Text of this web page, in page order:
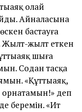
олай
Айналасына
бастауға
Жылт-жылт еткен
шыға
Содан тасқа
«Құттыаяқ,
орнатамын!» деп
беремін. «Ит